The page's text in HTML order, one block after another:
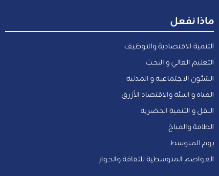
ماذا نفعل
التنمية الاقتصادية والتوظيف
التعليم العالي و البحث
الشئون الاجتماعية و المدنية
المياه و البيئة والاقتصاد الأزرق
النقل و التنمية الحضرية
الطاقة والمناخ
يوم المتوسط
العواصم المتوسطية للثقافة والحوار